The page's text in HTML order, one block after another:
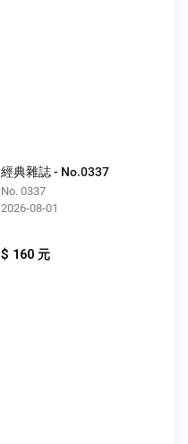
經典雜誌 - No.0337
No. 0337
2026-08-01
$ 160 元